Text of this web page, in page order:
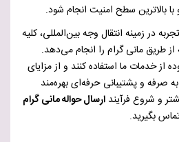
بالاترین سطح امنیت انجام شود.
در زمینه انتقال وجه بین‌المللی، کلیه
طریق مانی گرام را انجام می‌دهد.
از خدمات ما استفاده کنند و از مزایای
صرفه و پشتیبانی حرفه‌ای بهره‌مند
و شروع فرآیند ارسال حواله مانی گرام
بگیرید.